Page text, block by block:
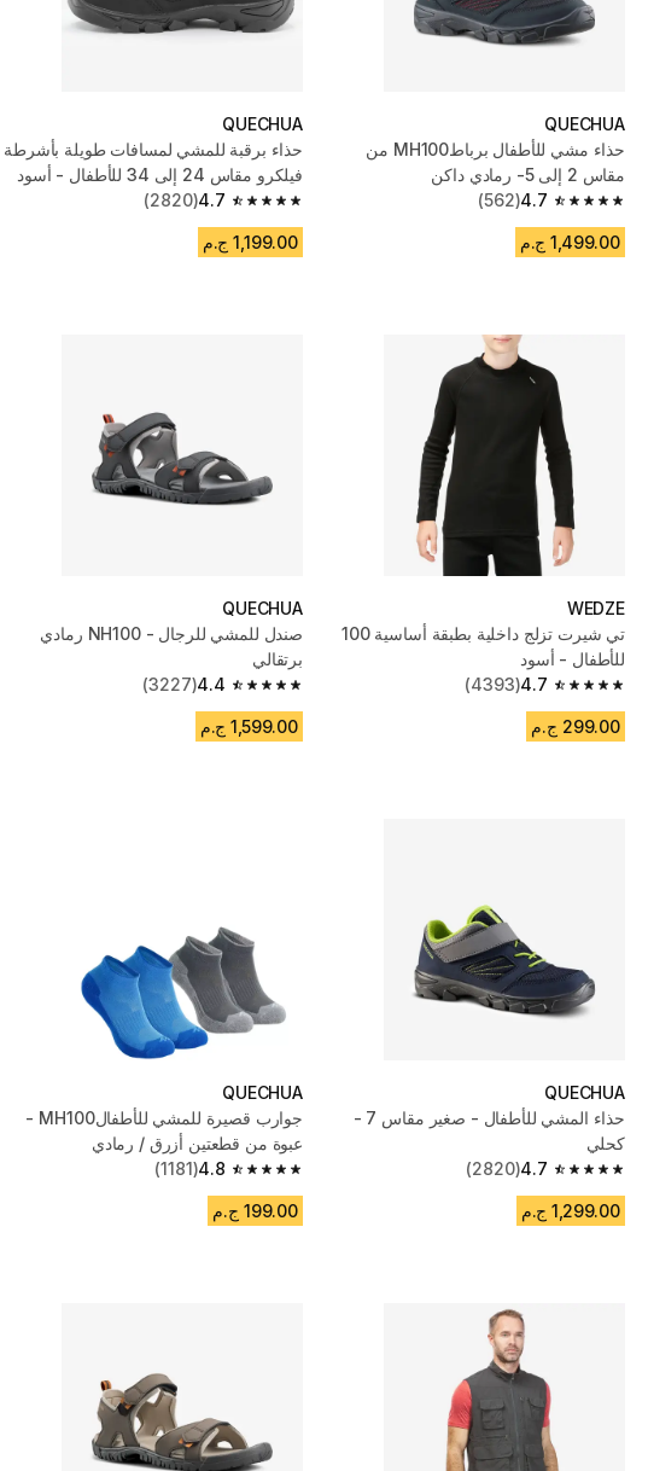
QUECHUA
حذاء مشي للأطفال برباطMH100 من
مقاس 2 إلى 5- رمادي داكن
4.7
4.7 out of 5 stars from 562 reviews
(562)
1,499.00 ج.م
QUECHUA
حذاء برقبة للمشي لمسافات طويلة بأشرطة
فيلكرو مقاس 24 إلى 34 للأطفال - أسود
4.7
4.7 out of 5 stars from 2820 reviews
(2820)
1,199.00 ج.م
WEDZE
تي شيرت تزلج داخلية بطبقة أساسية 100
للأطفال - أسود
4.7
4.7 out of 5 stars from 4393 reviews
(4393)
299.00 ج.م
QUECHUA
صندل للمشي للرجال - NH100 رمادي
برتقالي
4.4
4.4 out of 5 stars from 3227 reviews
(3227)
1,599.00 ج.م
QUECHUA
حذاء المشي للأطفال - صغير مقاس 7 -
كحلي
4.7
4.7 out of 5 stars from 2820 reviews
(2820)
1,299.00 ج.م
QUECHUA
جوارب قصيرة للمشي للأطفالMH100 -
عبوة من قطعتين أزرق / رمادي
4.8
4.8 out of 5 stars from 1181 reviews
(1181)
199.00 ج.م